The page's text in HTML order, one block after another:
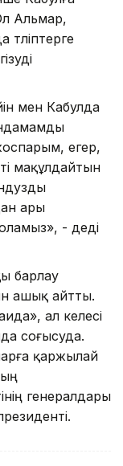
Альмар,
мен Кабулда
егер,
мақұлдайтын
ары
- деді
барлау
ашық айтты.
ал келесі
соғысуда.
қаржылай
генералдары